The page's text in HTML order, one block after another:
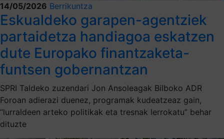
14/05/2026 Berrikuntza
Eskualdeko garapen-agentziek
partaidetza handiagoa eskatzen
dute Europako finantzaketa-
funtsen gobernantzan
SPRI Taldeko zuzendari Jon Ansoleagak Bilboko ADR
Foroan adierazi duenez, programak kudeatzeaz gain,
“lurraldeen arteko politikak eta tresnak lerrokatu” behar
dituzte